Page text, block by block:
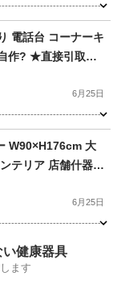
電話台 コーナーキ
作? ★直接引取歓
6月25日
W90×H176cm 大
テリア 店舗什器
6月25日
い健康器具
ます